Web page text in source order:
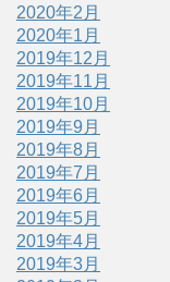
2020年2月
2020年1月
2019年12月
2019年11月
2019年10月
2019年9月
2019年8月
2019年7月
2019年6月
2019年5月
2019年4月
2019年3月